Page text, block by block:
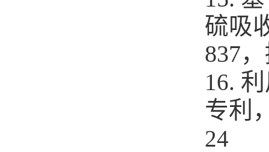
硫吸
837
16.
专利
24